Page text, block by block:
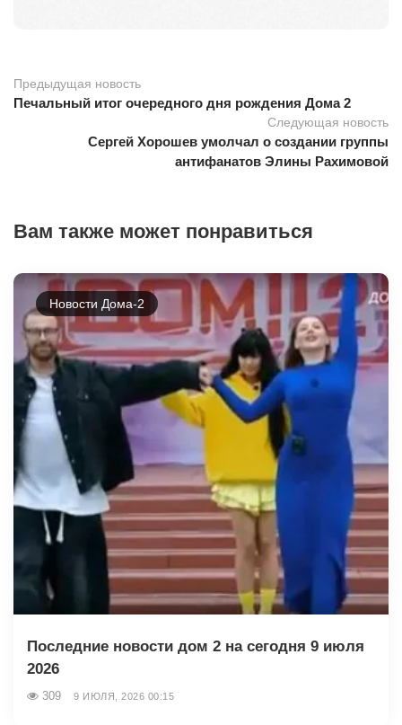
Предыдущая новость
Печальный итог очередного дня рождения Дома 2
Следующая новость
Сергей Хорошев умолчал о создании группы
антифанатов Элины Рахимовой
Вам также может понравиться
Новости Дома-2
Последние новости дом 2 на сегодня 9 июля
2026
309 9 ИЮЛЯ, 2026 00:15